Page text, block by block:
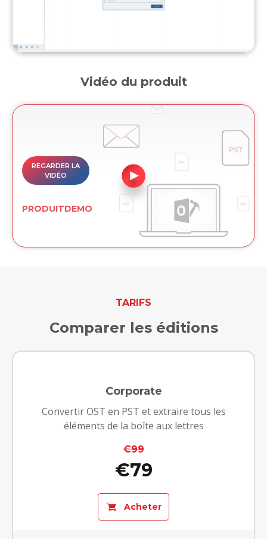
Vidéo du produit
REGARDER LA
VIDÉO
PRODUITDEMO
TARIFS
Comparer les éditions
Corporate
Convertir OST en PST et extraire tous les
éléments de la boîte aux lettres
€99
€79
Acheter